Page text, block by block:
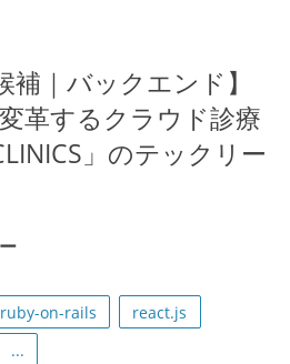
補｜バックエンド】
革するクラウド診療
」のテックリー
ruby-on-rails
react.js
...